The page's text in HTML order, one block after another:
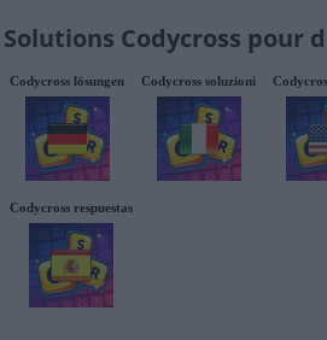
Solutions Codycross pour
Codycross lösungen Codycross soluzioni
Codycross respuestas